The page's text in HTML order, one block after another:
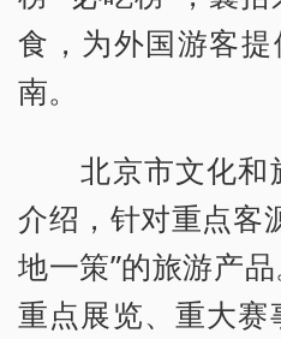
食，为外国游客提
南。
北京市文化和
介绍，针对重点客
地一策”的旅游产品
重点展览、重大